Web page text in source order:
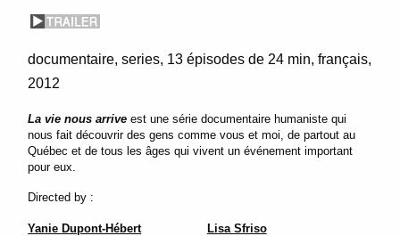
documentaire series 13 épisodes de 24 min français
2012
La vie nous arriveest une série documentaire humaniste qui
nous fait découvrir des gens comme vous et moi, de partout au
Québec et de tous les âges qui vivent un événement important
pour eux.
Directed by :
Yanie Dupont-Hébert Lisa Sfriso